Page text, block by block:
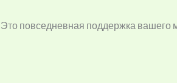
Это повседневная поддержка